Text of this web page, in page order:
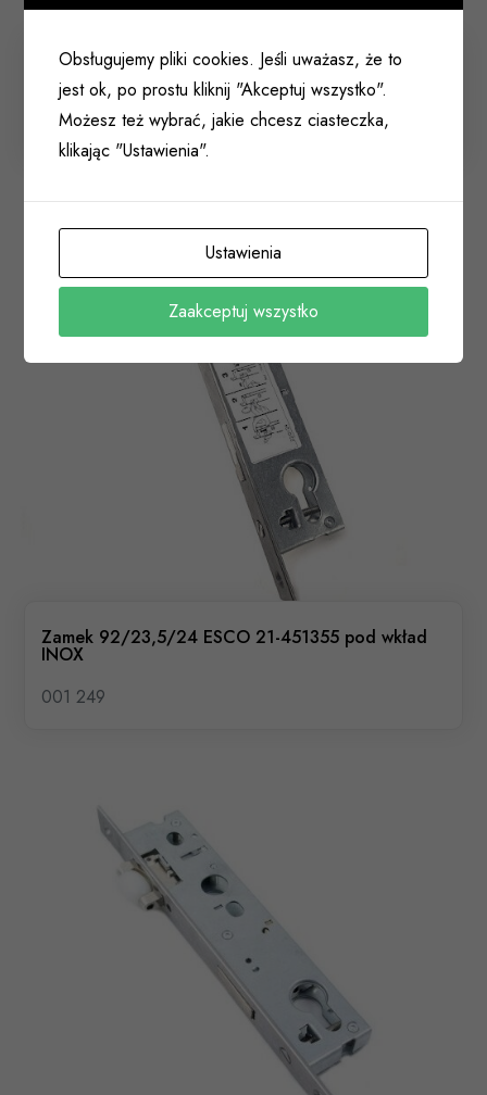
Zamek hakowy 28,5/24 ESCO 21-413046 INOX
pod wkład
001 265
Zamek 92/23,5/24 ESCO 21-451355 pod wkład
INOX
001 249
Obsługujemy pliki cookies. Jeśli uważasz, że to
jest ok, po prostu kliknij "Akceptuj wszystko".
Możesz też wybrać, jakie chcesz ciasteczka,
klikając "Ustawienia".
Ustawienia
Zaakceptuj wszystko